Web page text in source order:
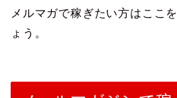
メルマガで稼ぎたい方はここ
ょう。